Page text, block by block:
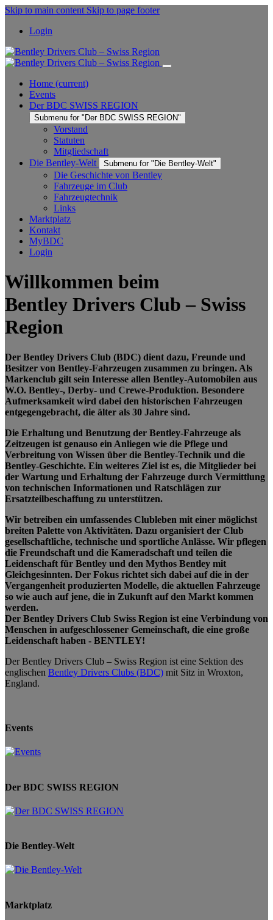
Skip to main content Skip to page footer
Login
Home (current)
Events
Der BDC SWISS REGION
Submenu for "Der BDC SWISS REGION"
Vorstand
Statuten
Mitgliedschaft
Die Bentley-Welt
Submenu for "Die Bentley-Welt"
Die Geschichte von Bentley
Fahrzeuge im Club
Fahrzeugtechnik
Links
Marktplatz
Kontakt
MyBDC
Login
Willkommen beim
Bentley Drivers Club – Swiss
Region
Der Bentley Drivers Club (BDC) dient dazu, Freunde und
Besitzer von Bentley-Fahrzeugen zusammen zu bringen. Als
Markenclub gilt sein Interesse allen Bentley-Automobilen aus
W.O. Bentley-, Derby- und Crewe-Produktion. Besondere
Aufmerksamkeit wird dabei den historischen Fahrzeugen
entgegengebracht, die älter als 30 Jahre sind.
Die Erhaltung und Benutzung der Bentley-Fahrzeuge als
Zeitzeugen ist genauso ein Anliegen wie die Pflege und
Verbreitung von Wissen über die Bentley-Technik und die
Bentley-Geschichte. Ein weiteres Ziel ist es, die Mitglieder bei
der Wartung und Erhaltung der Fahrzeuge durch Vermittlung
von technischen Informationen und Ratschlägen zur
Ersatzteilbeschaffung zu unterstützen.
Wir betreiben ein umfassendes Clubleben mit einer möglichst
breiten Palette von Aktivitäten. Dazu organisiert der Club
gesellschaftliche, technische und sportliche Anlässe. Wir pflegen
die Freundschaft und die Kameradschaft und teilen die
Leidenschaft für Bentley und den Mythos Bentley mit
Gleichgesinnten. Der Fokus richtet sich dabei auf die in der
Vergangenheit produzierten Modelle, die aktuellen Fahrzeuge
so wie auch auf jene, die in Zukunft auf den Markt kommen
werden.
Der Bentley Drivers Club Swiss Region ist eine Verbindung von
Menschen in aufgeschlossener Gemeinschaft, die eine große
Leidenschaft haben - BENTLEY!
Der Bentley Drivers Club – Swiss Region ist eine Sektion des
englischen Bentley Drivers Clubs (BDC) mit Sitz in Wroxton,
England.
Events
Der BDC SWISS REGION
Die Bentley-Welt
Marktplatz